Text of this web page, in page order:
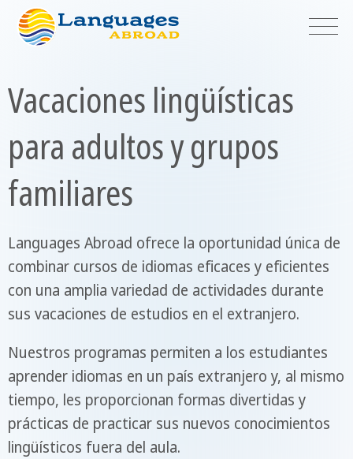
Vacaciones lingüísticas
para adultos y grupos
familiares
Languages Abroad ofrece la oportunidad única de
combinar cursos de idiomas eficaces y eficientes
con una amplia variedad de actividades durante
sus vacaciones de estudios en el extranjero.
Nuestros programas permiten a los estudiantes
aprender idiomas en un país extranjero y, al mismo
tiempo, les proporcionan formas divertidas y
prácticas de practicar sus nuevos conocimientos
lingüísticos fuera del aula.